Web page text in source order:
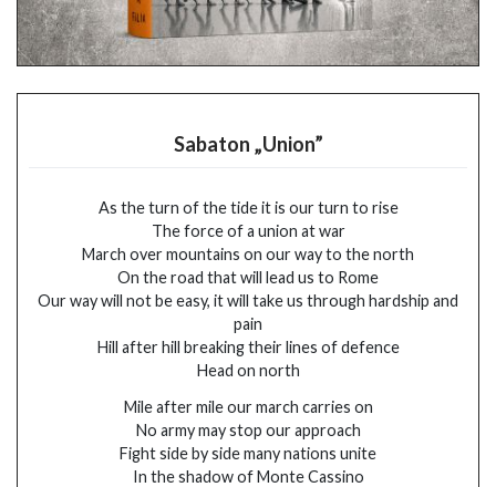
Sabaton „Union”
As the turn of the tide it is our turn to rise
The force of a union at war
March over mountains on our way to the north
On the road that will lead us to Rome
Our way will not be easy, it will take us through hardship and
pain
Hill after hill breaking their lines of defence
Head on north
Mile after mile our march carries on
No army may stop our approach
Fight side by side many nations unite
In the shadow of Monte Cassino